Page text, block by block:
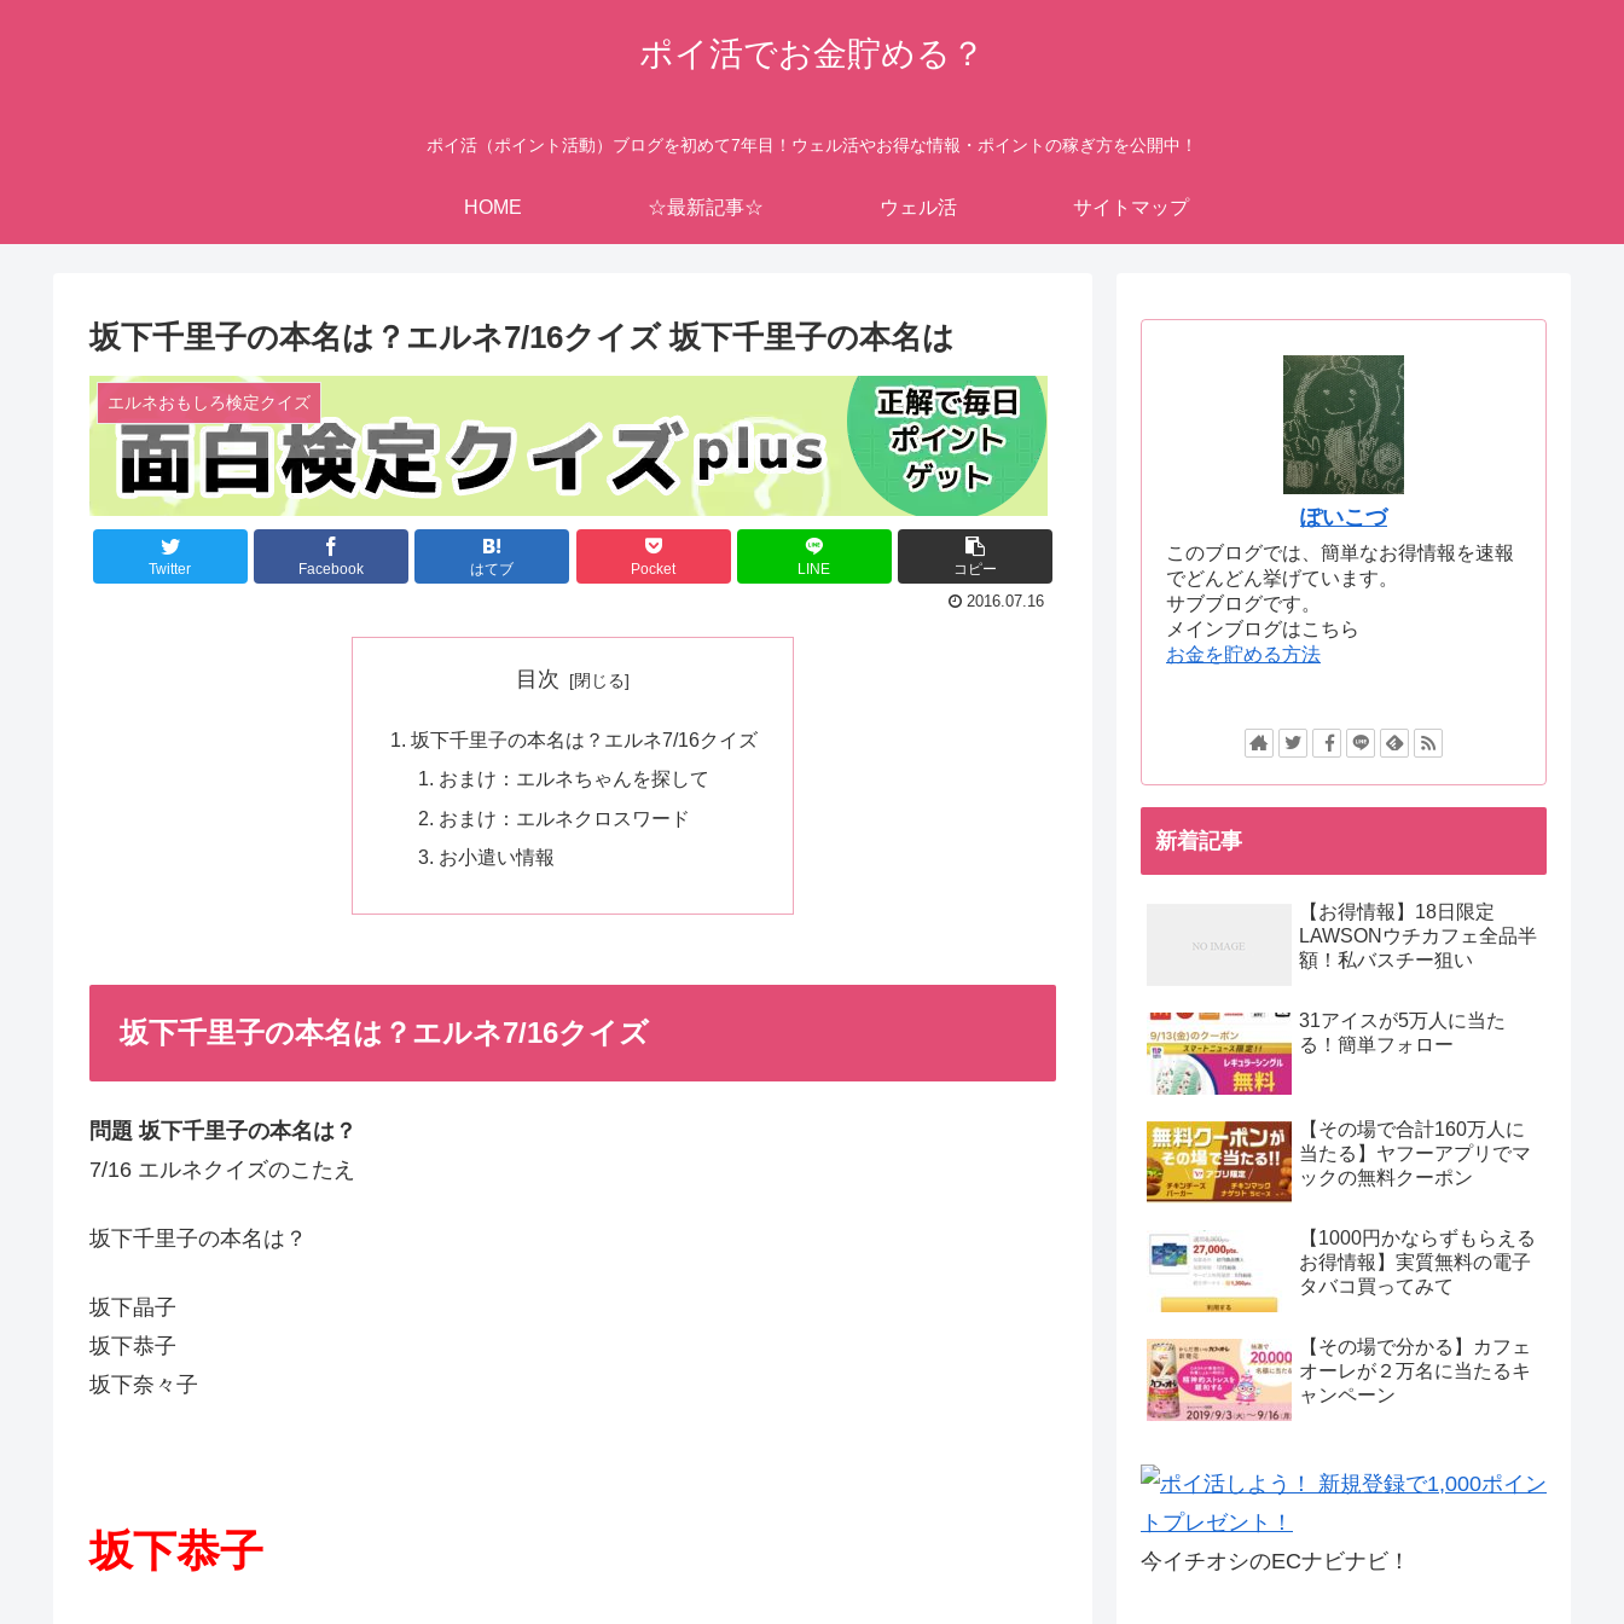
ポイ活でお金貯める？
ポイ活（ポイント活動）ブログを初めて7年目！ウェル活やお得な情報・ポイントの稼ぎ方を公開中！
HOME ☆最新記事☆ ウェル活 サイトマップ
坂下千里子の本名は？エルネ7/16クイズ 坂下千里子の本名は
エルネおもしろ検定クイズ
Twitter Facebook はてブ Pocket LINE
コピー
2016.07.16
目次
坂下千里子の本名は？エルネ7/16クイズ
おまけ：エルネちゃんを探して
おまけ：エルネクロスワード
お小遣い情報
坂下千里子の本名は？エルネ7/16クイズ
問題 坂下千里子の本名は？
7/16 エルネクイズのこたえ
坂下千里子の本名は？
坂下晶子
坂下恭子
坂下奈々子
坂下恭子
ぽいこづ
このブログでは、簡単なお得情報を速報
でどんどん挙げています。
サブブログです。
メインブログはこちら
お金を貯める方法
新着記事
【お得情報】18日限定
LAWSONウチカフェ全品半
額！私バスチー狙い
31アイスが5万人に当た
る！簡単フォロー
【その場で合計160万人に
当たる】ヤフーアプリでマ
ックの無料クーポン
【1000円かならずもらえる
お得情報】実質無料の電子
タバコ買ってみて
【その場で分かる】カフェ
オーレが２万名に当たるキ
ャンペーン
今イチオシのECナビナビ！